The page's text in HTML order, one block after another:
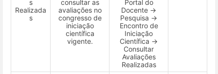
s
Realizada
s
consultar as
avaliações no
congresso de
iniciação
científica
vigente.
Portal do
Docente →
Pesquisa →
Encontro de
Iniciação
Científica →
Consultar
Avaliações
Realizadas